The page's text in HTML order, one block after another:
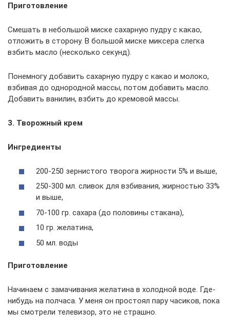
Приготовление
Смешать в небольшой миске сахарную пудру с какао,
отложить в сторону. В большой миске миксера слегка
взбить масло (несколько секунд).
Понемногу добавить сахарную пудру с какао и молоко,
взбивая до однородной массы, потом добавить масло.
Добавить ванилин, взбить до кремовой массы.
3. Творожный крем
Ингредиенты
200-250 зернистого творога жирности 5% и выше,
250-300 мл. сливок для взбивания, жирностью 33%
и выше,
70-100 гр. сахара (до половины стакана),
10 гр. желатина,
50 мл. воды
Приготовление
Начинаем с замачивания желатина в холодной воде. Где-
нибудь на полчаса. У меня он простоял пару часиков, пока
мы смотрели телевизор, это не страшно.